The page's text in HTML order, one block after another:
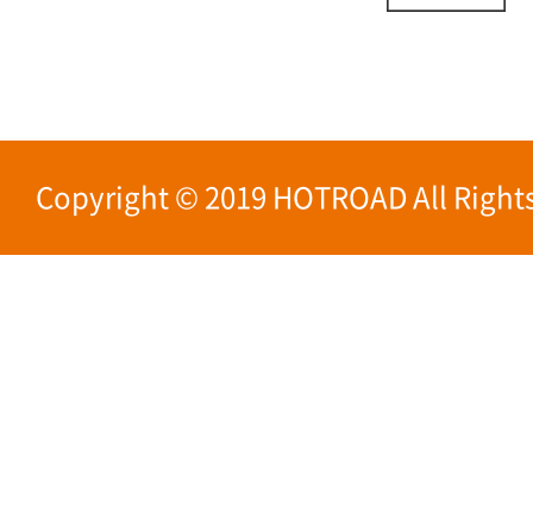
Copyright © 2019 HOTROAD All